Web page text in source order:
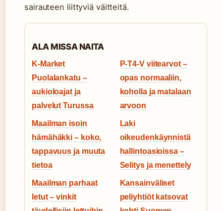
sairauteen liittyviä väitteitä.
ALA MISSA NAITA
K-Market
Puolalankatu –
aukioloajat ja
palvelut Turussa
P-T4-V viitearvot –
opas normaaliin,
koholla ja matalaan
arvoon
Maailman isoin
hämähäkki – koko,
tappavuus ja muuta
tietoa
Laki
oikeudenkäynnistä
hallintoasioissa –
Selitys ja menettely
Maailman parhaat
letut – vinkit
Kansainväliset
peliyhtiöt katsovat